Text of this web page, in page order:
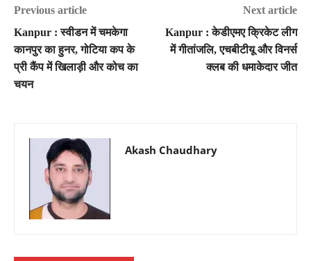
Previous article
Kanpur : स्वीडन में चमकेगा
कानपुर का हुनर, गोटिया कप के
प्री कैंप में खिलाड़ी और कोच का
चयन
Next article
Kanpur : केडीएमए क्रिकेट लीग
में गीतांजलि, एचबीटीयू और विनर्स
क्लब की धमाकेदार जीत
Akash Chaudhary